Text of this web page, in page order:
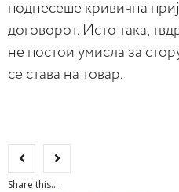
поднесеше кривична
договорот. Исто така,
не постои умисла за
се става на товар.
Share this...